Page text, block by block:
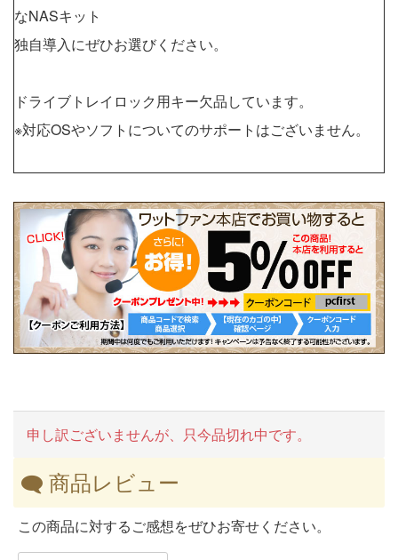
なNASキット
独自導入にぜひお選びください。
ドライブトレイロック用キー欠品しています。
※対応OSやソフトについてのサポートはございません。
申し訳ございませんが、只今品切れ中です。
商品レビュー
この商品に対するご感想をぜひお寄せください。